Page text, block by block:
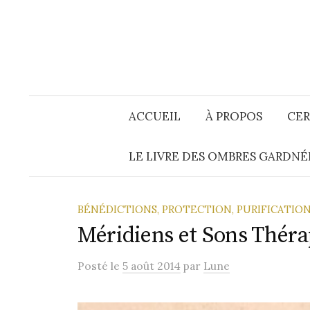
ACCUEIL À PROPOS
LE LIVRE DES OMBRES
BÉNÉDICTIONS, PROTECTION,
Méridiens et Sons
Posté le 5 août 2014 par Lune